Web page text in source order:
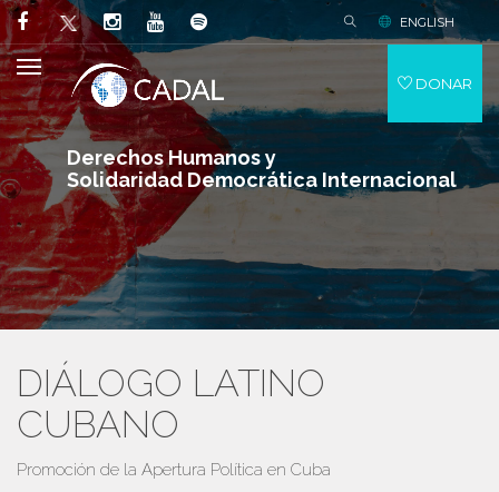
Derechos Humanos y
Solidaridad Democrática Internacional
ENGLISH
DONAR
DIÁLOGO LATINO
CUBANO
Promoción de la Apertura Política en Cuba